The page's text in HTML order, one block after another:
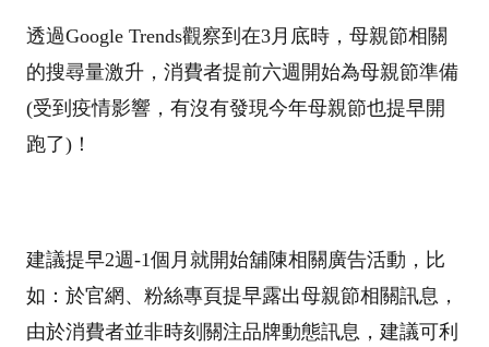
透過Google Trends觀察到在3月底時，母親節相關
的搜尋量激升，消費者提前六週開始為母親節準備
(受到疫情影響，有沒有發現今年母親節也提早開
跑了)！
建議提早2週-1個月就開始舖陳相關廣告活動，比
如：於官網、粉絲專頁提早露出母親節相關訊息，
由於消費者並非時刻關注品牌動態訊息，建議可利